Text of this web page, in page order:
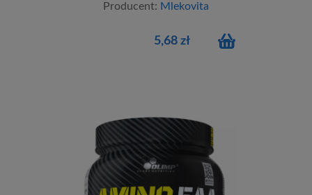
Producent: Mlekovita
5,68 zł